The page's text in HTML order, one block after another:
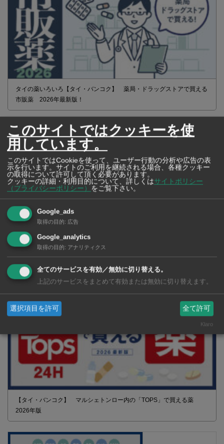
タイの薬いろいろ【タイ・バンコク】 薬局・ドラッグストアで買える
市販薬 2026年最新版！
2026年版 タイの鉄道事情 電車でGO！
【タイ・バンコク】 マルシェトンロー内の「TOPS」で買える薬
2026年版
このサイトではクッキーを使
用しています。
このサイトではCookieを使って、ユーザー行動の分析や広告の表
示を行います。サイトのご利用を継続される場合、各種クッキー
の取得について許可して頂く必要があります。
クッキーの詳細・利用目的について、詳しくはサイトポリシー
（プライバシーポリシー）
をご覧下さい。
Google_ads
取得の目的: 広告
Google_analytics
取得の目的: アナリティクス
全てのサービスを有効／無効に切り替える。
上記のサービスをまとめて有効または無効に切り替えます。
選択項目を許可 全て許可
Klaro